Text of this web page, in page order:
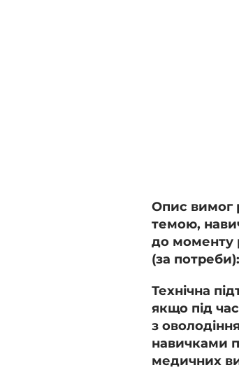
Опис вимог
темою,
до моменту
(за потреби):
Технічна
якщо під
з
навичками
медичних